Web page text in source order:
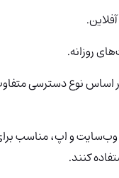
روزانه.
نوع دسترسی
و اپ، مناسب برای
کنند.